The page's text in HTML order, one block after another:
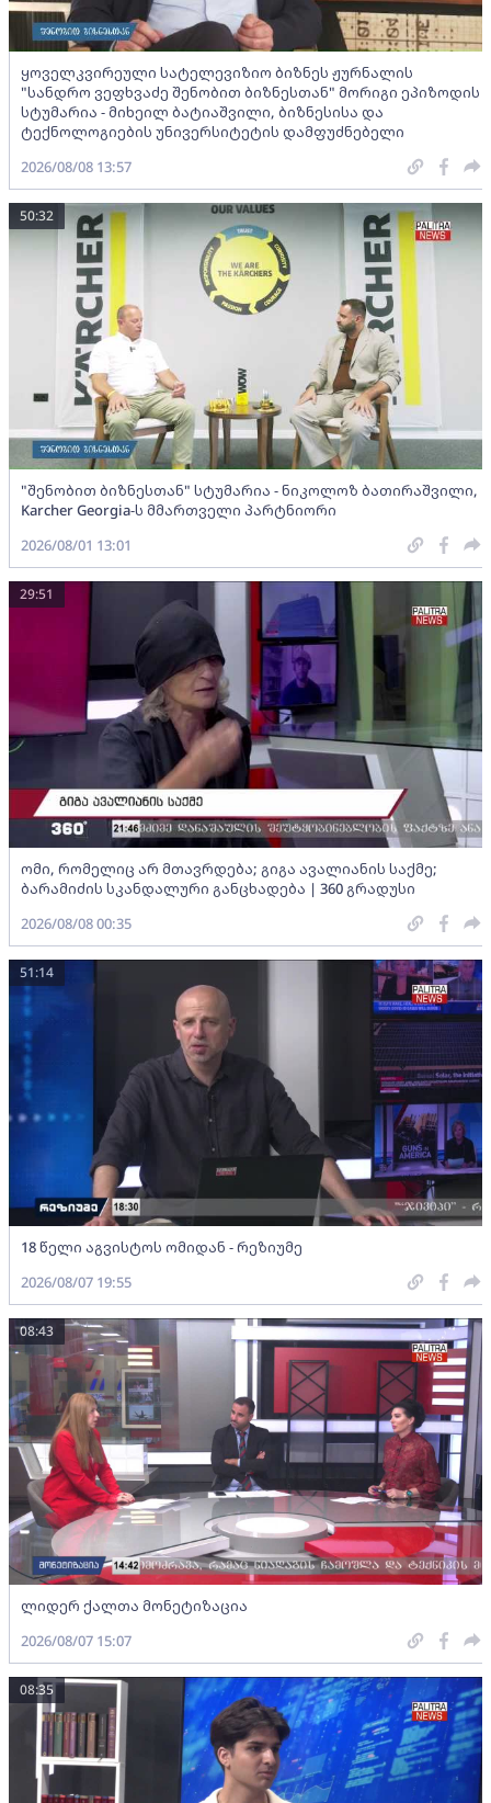
ყოველკვირეული სატელევიზიო ბიზნეს ჟურნალის
"სანდრო ვეფხვაძე შენობით ბიზნესთან" მორიგი ეპიზოდის
სტუმარია - მიხეილ ბატიაშვილი, ბიზნესისა და
ტექნოლოგიების უნივერსიტეტის დამფუძნებელი
2026/08/08 13:57
"შენობით ბიზნესთან" სტუმარია - ნიკოლოზ ბათირაშვილი,
Karcher Georgia-ს მმართველი პარტნიორი
50:32
2026/08/01 13:01
ომი, რომელიც არ მთავრდება; გიგა ავალიანის საქმე;
ბარამიძის სკანდალური განცხადება | 360 გრადუსი
29:51
2026/08/08 00:35
18 წელი აგვისტოს ომიდან - რეზიუმე
51:14
2026/08/07 19:55
ლიდერ ქალთა მონეტიზაცია
08:43
2026/08/07 15:07
08:35